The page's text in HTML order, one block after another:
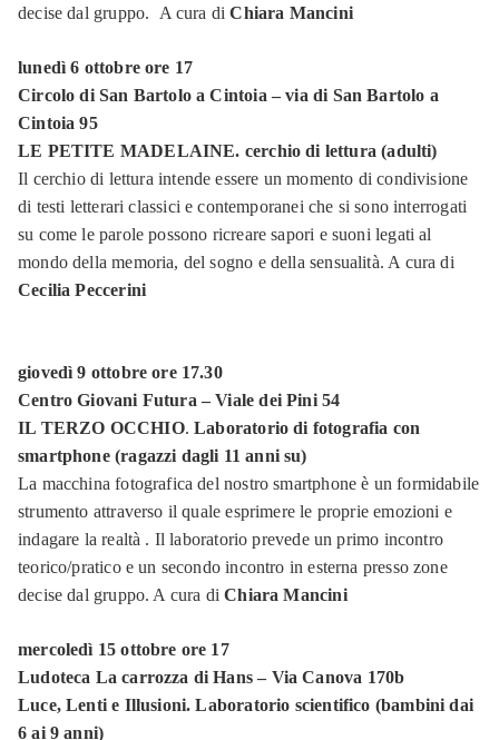
decise dal gruppo. A cura diChiara Mancini
lunedì 6 ottobre ore 17
Circolo di San Bartolo a Cintoia – via di San Bartolo a
Cintoia 95
LE PETITE MADELAINE. cerchio di lettura (adulti)
Il cerchio di lettura intende essere un momento di condivisione
di testi letterari classici e contemporanei che si sono interrogati
su come le parole possono ricreare sapori e suoni legati al
mondo della memoria, del sogno e della sensualità. A cura di
Cecilia Peccerini
giovedì 9 ottobre ore 17.30
Centro Giovani Futura – Viale dei Pini 54
IL TERZO OCCHIO.Laboratorio di fotografia con
smartphone (ragazzi dagli 11 anni su)
La macchina fotografica del nostro smartphone è un formidabile
strumento attraverso il quale esprimere le proprie emozioni e
indagare la realtà . Il laboratorio prevede un primo incontro
teorico/pratico e un secondo incontro in esterna presso zone
decise dal gruppo. A cura diChiara Mancini
mercoledì 15 ottobre ore 17
Ludoteca La carrozza di Hans – Via Canova 170b
Luce, Lenti e Illusioni. Laboratorio scientifico (bambini dai
6 ai 9 anni)